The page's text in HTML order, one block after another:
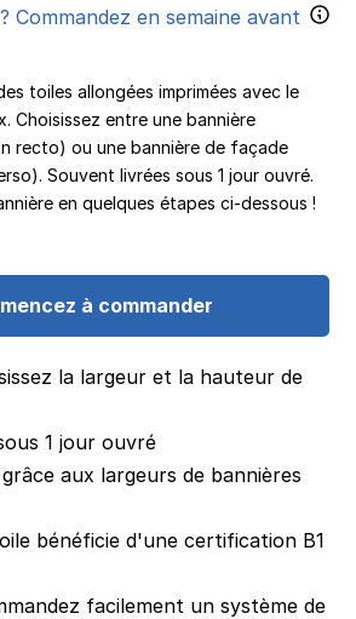
Commandez en semaine avant
toiles allongées imprimées avec le
Choisissez entre une bannière
recto) ou une bannière de façade
Souvent livrées sous 1 jour ouvré.
en quelques étapes ci-dessous !
à commander
la largeur et la hauteur de
1 jour ouvré
aux largeurs de bannières
bénéficie d'une certification B1
facilement un système de